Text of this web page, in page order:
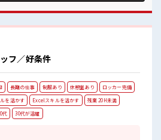
スメ！
フ／好条件
長期の仕事 制服あり 休憩室あり
ロッカー完備
を活かす
Excelスキルを活かす
残業 20H未満
代
30代が活躍